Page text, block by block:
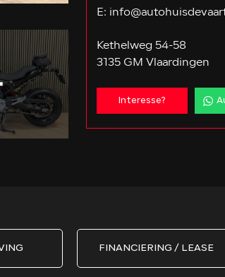
E:
Kethelweg 54-58
3135 GM Vlaardingen
Interesse?
FINANCIERING / LEASE